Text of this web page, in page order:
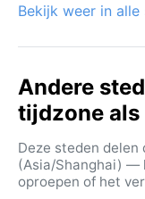
Bekijk weer in alle
Andere
tijdzone als
Deze steden delen
(Asia/Shanghai) —
oproepen of het